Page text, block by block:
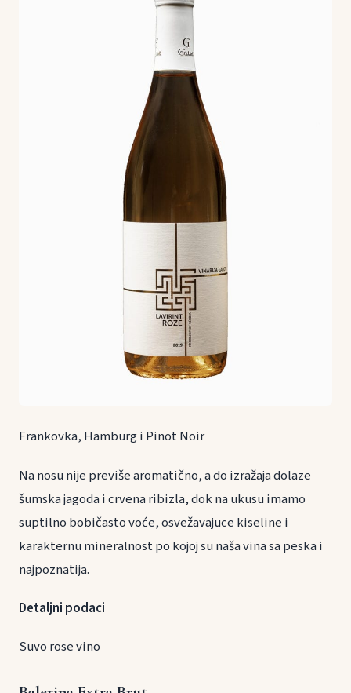
Frankovka, Hamburg i Pinot Noir
Na nosu nije previše aromatično, a do izražaja dolaze
šumska jagoda i crvena ribizla, dok na ukusu imamo
suptilno bobičasto voće, osvežavajuce kiseline i
karakternu mineralnost po kojoj su naša vina sa peska i
najpoznatija.
Detaljni podaci
Suvo rose vino